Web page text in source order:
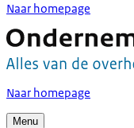
Naar homepage
Naar homepage
Menu